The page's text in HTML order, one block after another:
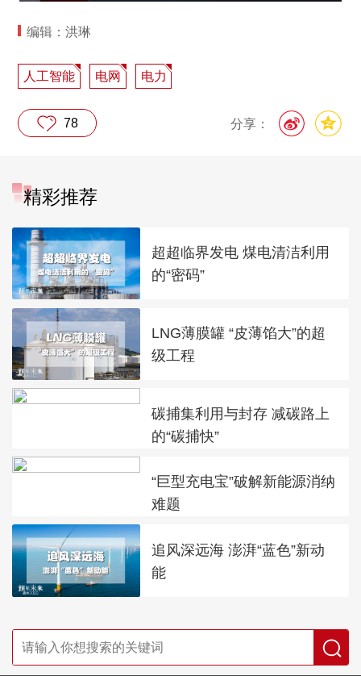
编辑：洪琳
人工智能 电网 电力
分享：
78
精彩推荐
超超临界发电 煤电清洁利用
的“密码”
LNG薄膜罐 “皮薄馅大”的超
级工程
碳捕集利用与封存 减碳路上
的“碳捕快”
“巨型充电宝”破解新能源消纳
难题
追风深远海 澎湃“蓝色”新动
能